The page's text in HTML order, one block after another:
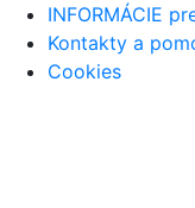
INFORMÁCIE
Kontakty a
Cookies